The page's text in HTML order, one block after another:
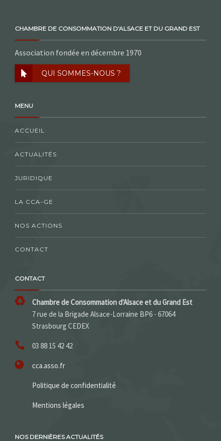
CHAMBRE DE CONSOMMATION D'ALSACE ET DU GRAND EST
Association fondée en décembre 1970
QUI SOMMES-NOUS ?
MENU
ACCUEIL
ACTUALITÉS
JURIDIQUE
LA CCA-GE
NOS ACTIONS
CONTACT
CONTACT
Chambre de Consommation d'Alsace et du Grand Est
7 rue de la Brigade Alsace-Lorraine BP6 - 67064
Strasbourg CEDEX
03 88 15 42 42
cca.asso.fr
Politique de confidentialité
Mentions légales
NOS DERNIÈRES ACTUALITÉS